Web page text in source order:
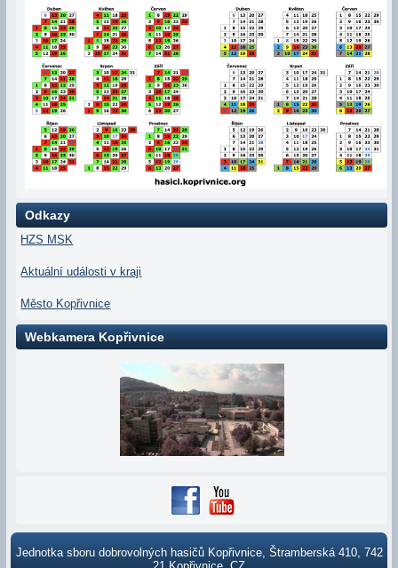
Odkazy
HZS MSK
Aktuální události v kraji
Město Kopřivnice
Webkamera Kopřivnice
Jednotka sboru dobrovolných hasičů Kopřivnice, Štramberská 410, 742